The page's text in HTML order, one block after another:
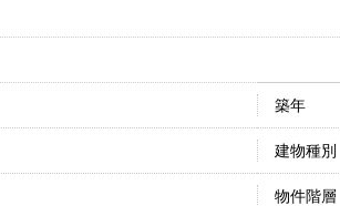
築年
建物種別
物件階層